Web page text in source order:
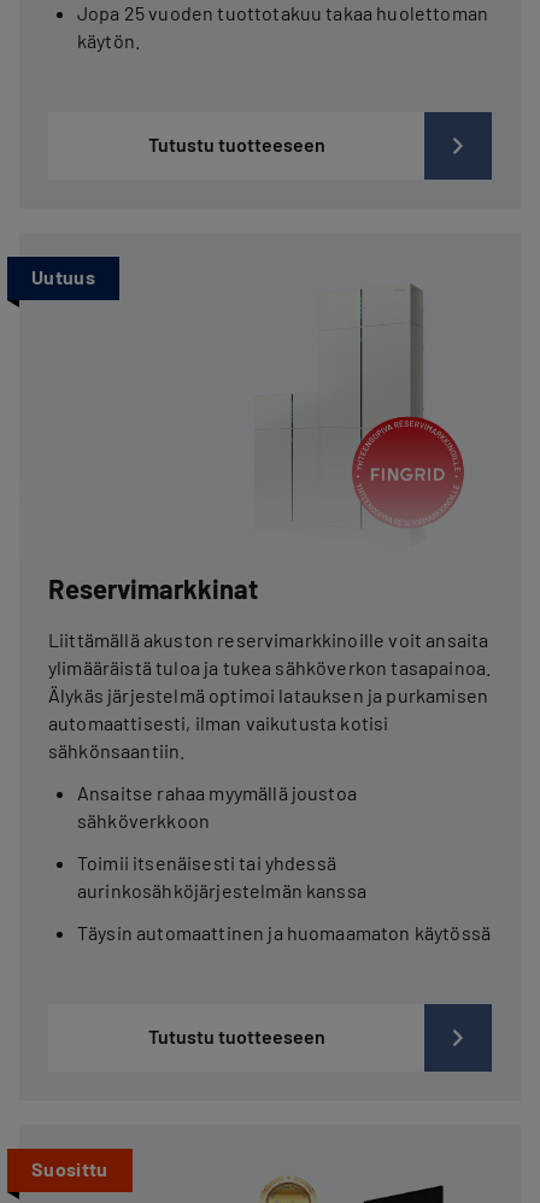
Jopa 25 vuoden tuottotakuu takaa huolettoman
käytön.
Tutustu tuotteeseen
Uutuus
Reservimarkkinat
Liittämällä akuston reservimarkkinoille voit ansaita
ylimääräistä tuloa ja tukea sähköverkon tasapainoa.
Älykäs järjestelmä optimoi latauksen ja purkamisen
automaattisesti, ilman vaikutusta kotisi
sähkönsaantiin.
Ansaitse rahaa myymällä joustoa
sähköverkkoon
Toimii itsenäisesti tai yhdessä
aurinkosähköjärjestelmän kanssa
Täysin automaattinen ja huomaamaton käytössä
Tutustu tuotteeseen
Suosittu